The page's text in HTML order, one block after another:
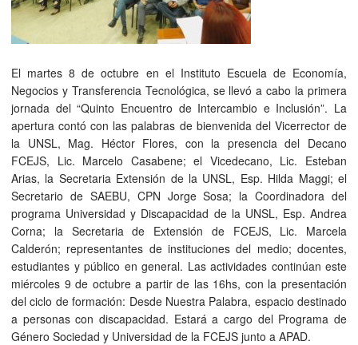
El martes 8 de octubre en el Instituto Escuela de Economía,
Negocios y Transferencia Tecnológica, se llevó a cabo la primera
jornada del “Quinto Encuentro de Intercambio e Inclusión”. La
apertura contó con las palabras de bienvenida del Vicerrector de
la UNSL, Mag. Héctor Flores, con la presencia del Decano
FCEJS, Lic. Marcelo Casabene; el Vicedecano, Lic. Esteban
Arias, la Secretaria Extensión de la UNSL, Esp. Hilda Maggi; el
Secretario de SAEBU, CPN Jorge Sosa; la Coordinadora del
programa Universidad y Discapacidad de la UNSL, Esp. Andrea
Corna; la Secretaria de Extensión de FCEJS, Lic. Marcela
Calderón; representantes de instituciones del medio; docentes,
estudiantes y público en general. Las actividades continúan este
miércoles 9 de octubre a partir de las 16hs, con la presentación
del ciclo de formación: Desde Nuestra Palabra, espacio destinado
a personas con discapacidad. Estará a cargo del Programa de
Género Sociedad y Universidad de la FCEJS junto a APAD.